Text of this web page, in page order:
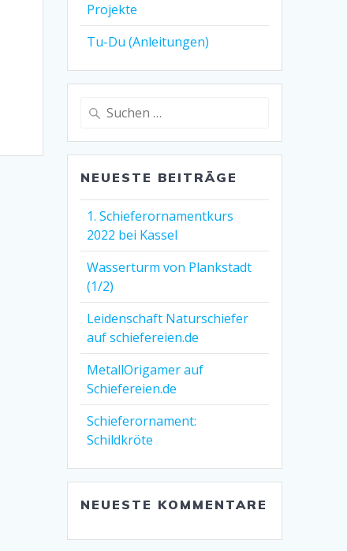
Projekte
Tu-Du (Anleitungen)
Suche
NEUESTE BEITRÄGE
1. Schieferornamentkurs
2022 bei Kassel
Wasserturm von Plankstadt
(1/2)
Leidenschaft Naturschiefer
auf schiefereien.de
MetallOrigamer auf
Schiefereien.de
Schieferornament:
Schildkröte
NEUESTE KOMMENTARE